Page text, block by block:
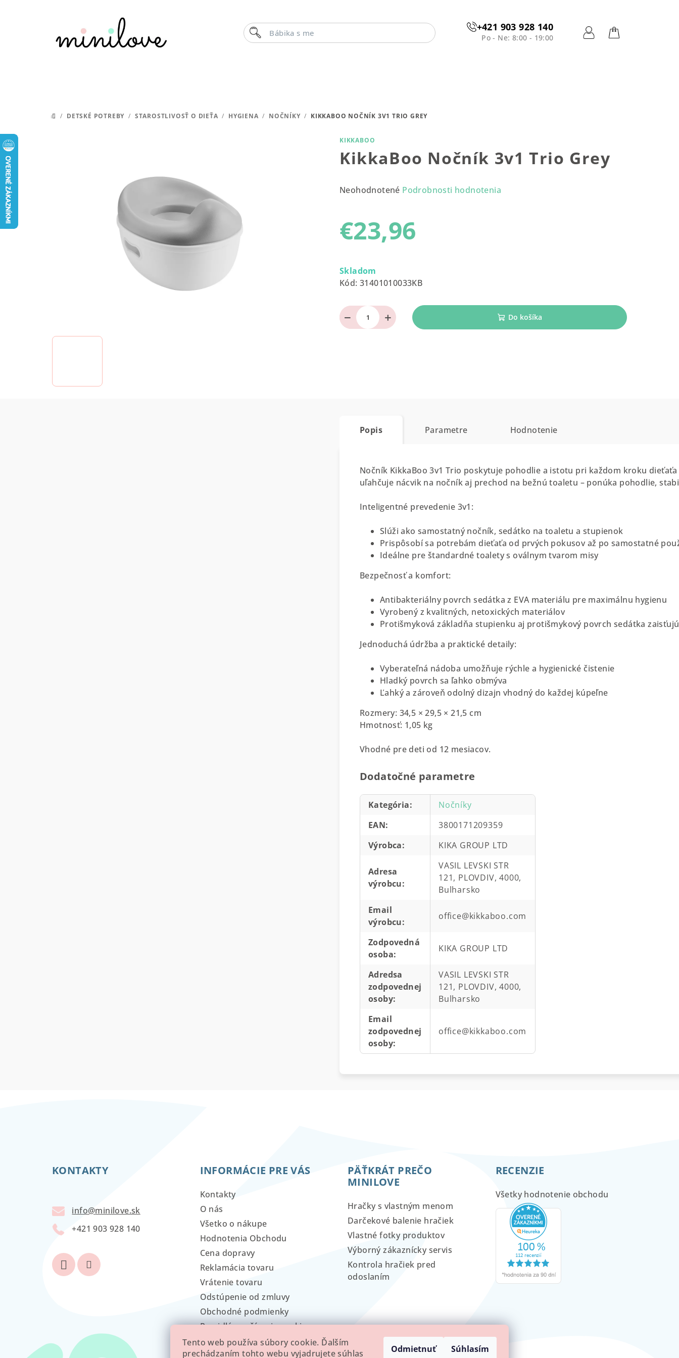
Tento web používa súbory cookie. Ďalším
prechádzaním tohto webu vyjadrujete súhlas
Odmietnuť Súhlasím
Bábika s menom
Hľadať +421 903 928 140
Po - Ne: 8:00 - 19:00
DOMOV
/ DETSKÉ POTREBY / STAROSTLIVOSŤ O DIEŤA / HYGIENA / NOČNÍKY / KIKKABOO NOČNÍK 3V1 TRIO GREY
KIKKABOO
KikkaBoo Nočník 3v1 Trio Grey
Priemerné
je
0,0
hviezdičiek.
Neohodnotené Podrobnosti hodnotenia
€23,96
cena:
Skladom
Kód: 31401010033KB
+
− Do košíka
Popis Parametre Hodnotenie
Nočník KikkaBoo 3v1 Trio poskytuje pohodlie a istotu pri každom kroku
uľahčuje nácvik na nočník aj prechod na bežnú toaletu – ponúka pohodlie,
Inteligentné prevedenie 3v1:
Slúži ako samostatný nočník, sedátko na toaletu a stupienok
Prispôsobí sa potrebám dieťaťa od prvých pokusov až po samostatné
Ideálne pre štandardné toalety s oválnym tvarom misy
Bezpečnosť a komfort:
Antibakteriálny povrch sedátka z EVA materiálu pre maximálnu hygienu
Vyrobený z kvalitných, netoxických materiálov
Protišmyková základňa stupienku aj protišmykový povrch sedátka
Jednoduchá údržba a praktické detaily:
Vyberateľná nádoba umožňuje rýchle a hygienické čistenie
Hladký povrch sa ľahko obmýva
Ľahký a zároveň odolný dizajn vhodný do každej kúpeľne
Rozmery: 34,5 × 29,5 × 21,5 cm
Hmotnosť: 1,05 kg
Vhodné pre deti od 12 mesiacov.
Dodatočné parametre
Kategória:
Nočníky
EAN:
3800171209359
Výrobca: KIKA GROUP LTD
Adresa
výrobcu:
VASIL LEVSKI STR
121, PLOVDIV, 4000,
Bulharsko
Email
výrobcu:
office@kikkaboo.com
Zodpovedná
osoba:
KIKA GROUP LTD
Adredsa
zodpovednej
osoby:
VASIL LEVSKI STR
121, PLOVDIV, 4000,
Bulharsko
Email
zodpovednej
osoby:
office@kikkaboo.com
KONTAKTY
info@minilove.sk
+421 903 928 140
INFORMÁCIE PRE VÁS
Kontakty
O nás
Všetko o nákupe
Hodnotenia Obchodu
Cena dopravy
Reklamácia tovaru
Vrátenie tovaru
Odstúpenie od zmluvy
Obchodné podmienky
Pravidlá používania cookies
GDPR
PÄŤKRÁT PREČO
MINILOVE
Hračky s vlastným menom
Darčekové balenie hračiek
Vlastné fotky produktov
Výborný zákaznícky servis
Kontrola hračiek pred
odoslaním
RECENZIE
Všetky hodnotenie obchodu